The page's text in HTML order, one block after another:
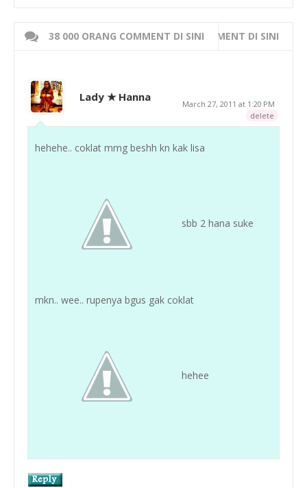
38 000 ORANG COMMENT DI SINI
WRITE 000 ORANG COMMENT DI SINI
Lady ★ Hanna
March 27, 2011 at 1:20 PM
delete
hehehe.. coklat mmg beshh kn kak lisa
sbb 2 hana suke
mkn.. wee.. rupenya bgus gak coklat
hehee